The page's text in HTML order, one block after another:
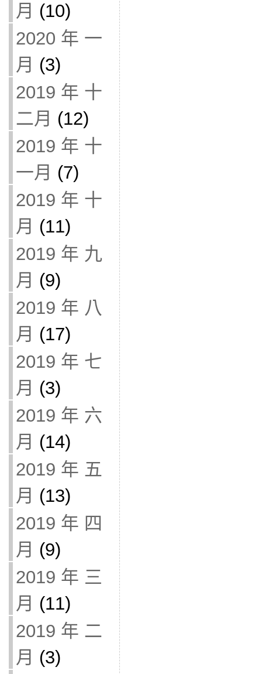
月 (10)
2020 年 一
月 (3)
2019 年 十
二月 (12)
2019 年 十
一月 (7)
2019 年 十
月 (11)
2019 年 九
月 (9)
2019 年 八
月 (17)
2019 年 七
月 (3)
2019 年 六
月 (14)
2019 年 五
月 (13)
2019 年 四
月 (9)
2019 年 三
月 (11)
2019 年 二
月 (3)